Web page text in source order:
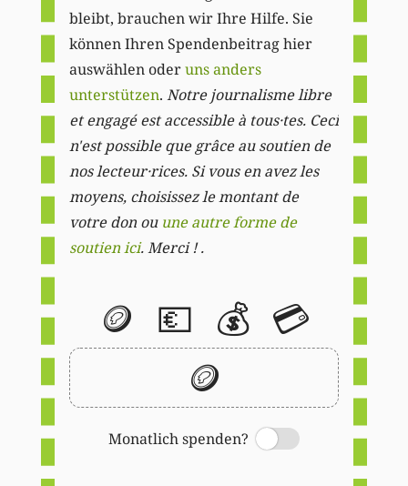
bleibt, brauchen wir Ihre Hilfe. Sie
können Ihren Spendenbeitrag hier
auswählen oderuns anders
unterstützen. Notre journalisme libre
et engagé est accessible à tous·tes. Ceci
n'est possible que grâce au soutien de
nos lecteur·rices. Si vous en avez les
moyens, choisissez le montant de
votre don ou une autre forme de
soutien ici. Merci ! .
🪙 💶 💰 💳
🪙
Monatlich spenden?
Switch